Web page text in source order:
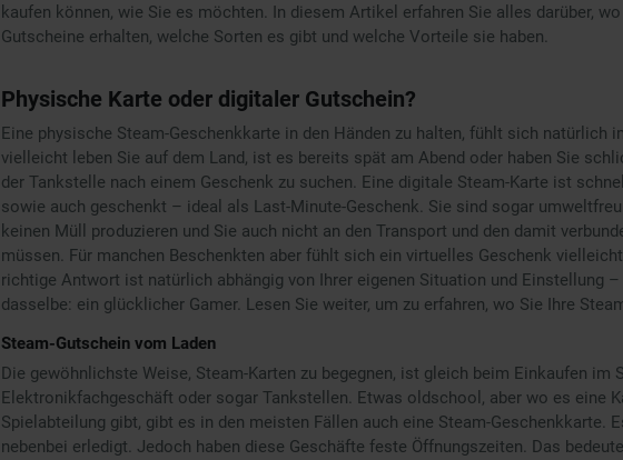
kaufen können, wie Sie es möchten. In diesem Artikel erfahren Sie alles darüber,
Gutscheine erhalten, welche Sorten es gibt und welche Vorteile sie haben.
Physische Karte oder digitaler Gutschein?
Eine physische Steam-Geschenkkarte in den Händen zu halten, fühlt sich natürlich
vielleicht leben Sie auf dem Land, ist es bereits spät am Abend oder haben Sie
der Tankstelle nach einem Geschenk zu suchen. Eine digitale Steam-Karte ist
sowie auch geschenkt – ideal als Last-Minute-Geschenk. Sie sind sogar
keinen Müll produzieren und Sie auch nicht an den Transport und den damit
müssen. Für manchen Beschenkten aber fühlt sich ein virtuelles Geschenk
richtige Antwort ist natürlich abhängig von Ihrer eigenen Situation und Einstellung
dasselbe: ein glücklicher Gamer. Lesen Sie weiter, um zu erfahren, wo Sie Ihre
Steam-Gutschein vom Laden
Die gewöhnlichste Weise, Steam-Karten zu begegnen, ist gleich beim Einkaufen im
Elektronikfachgeschäft oder sogar Tankstellen. Etwas oldschool, aber wo es eine
Spielabteilung gibt, gibt es in den meisten Fällen auch eine Steam-Geschenkkarte.
nebenbei erledigt. Jedoch haben diese Geschäfte feste Öffnungszeiten. Das